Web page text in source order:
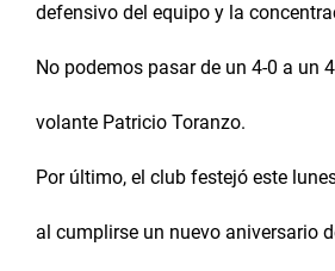
defensivo del equipo y la
No podemos pasar de un 4-0 a un
volante Patricio Toranzo.
Por último, el club festejó este
al cumplirse un nuevo aniversario